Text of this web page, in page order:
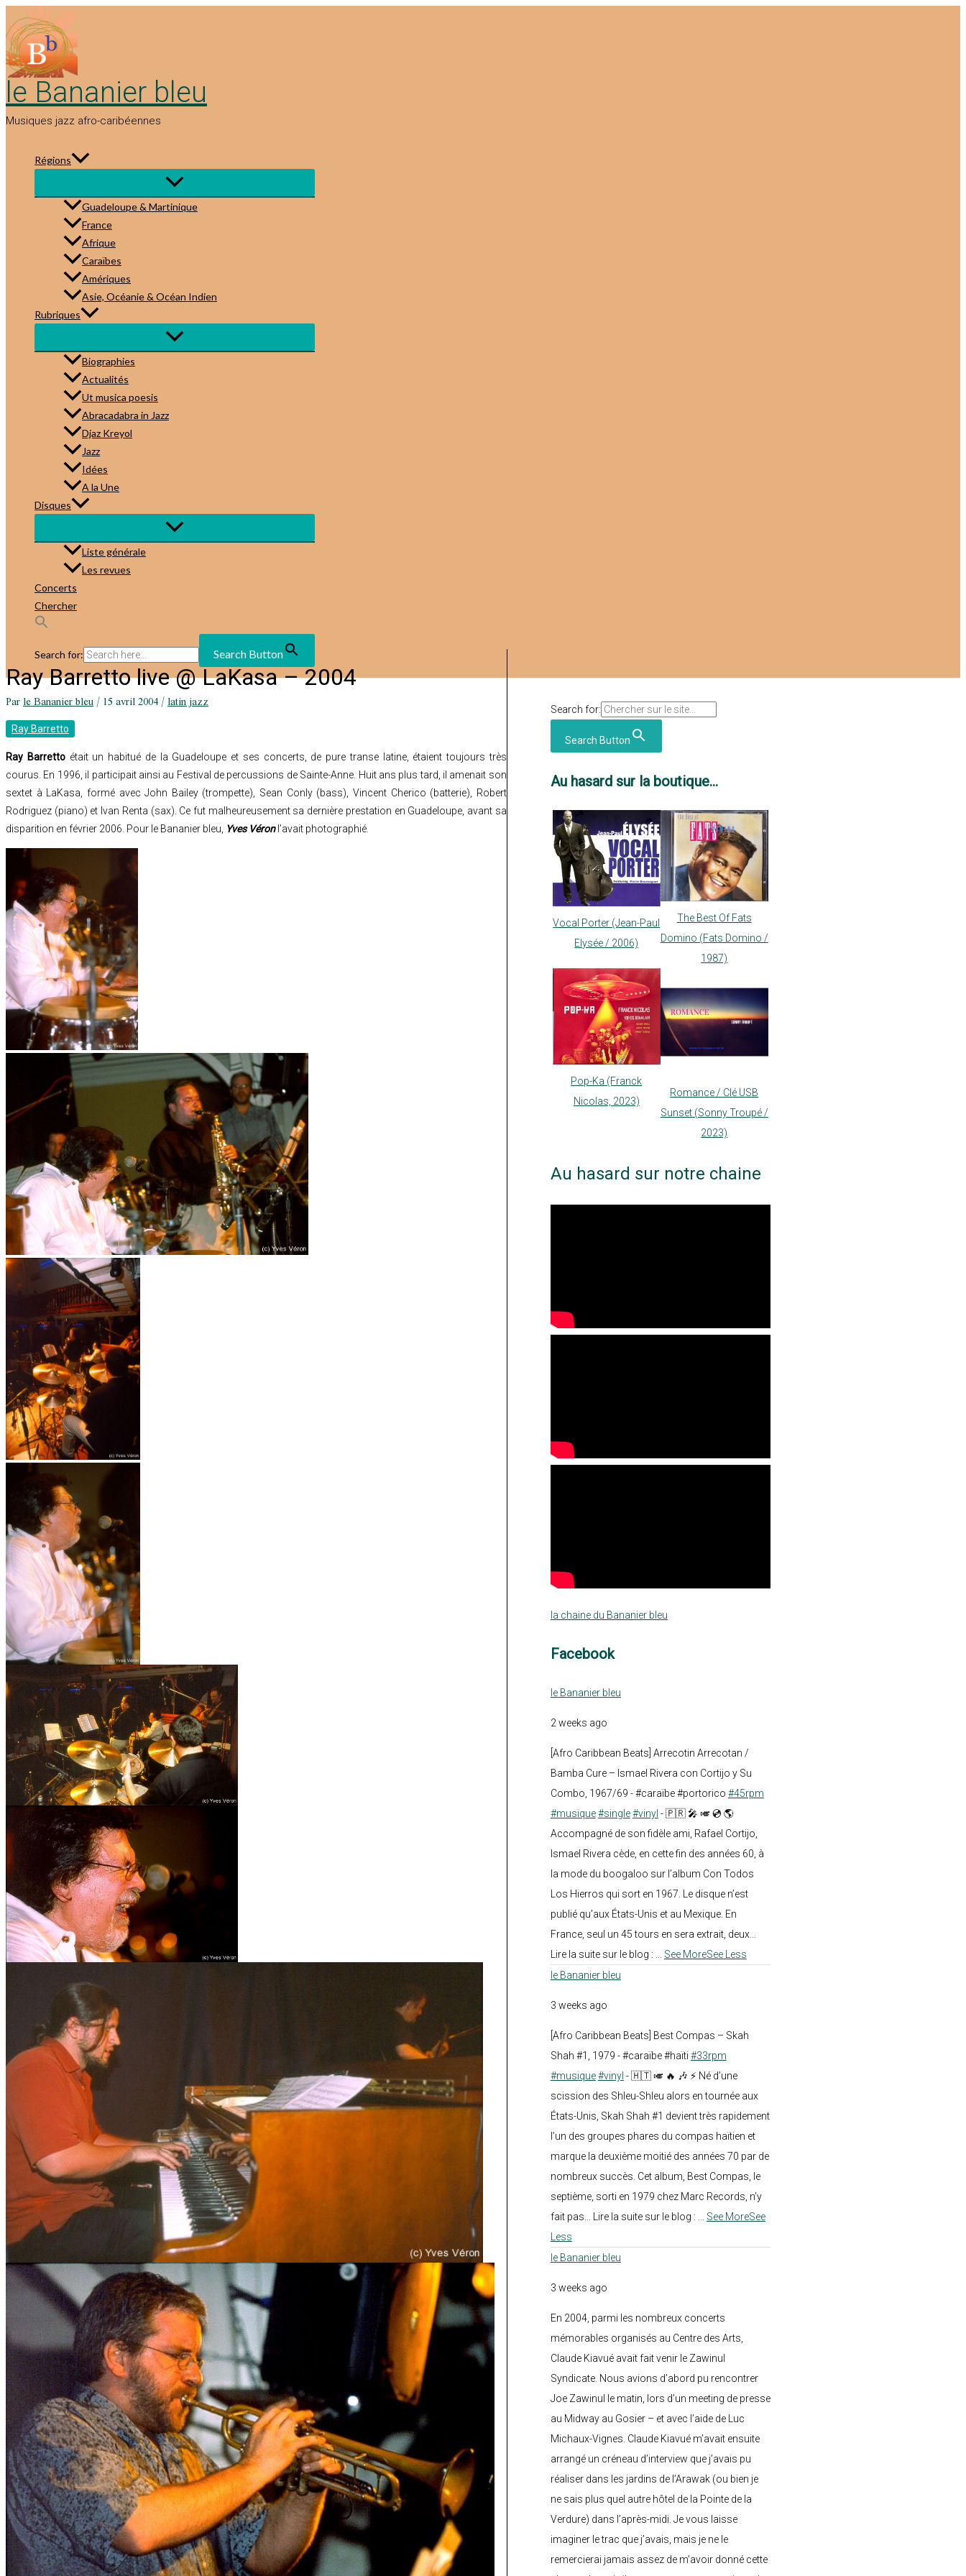
au
contenu
le Bananier bleu
Musiques jazz afro-caribéennes
Régions
Guadeloupe & Martinique
France
Afrique
Caraïbes
Amériques
Asie, Océanie & Océan Indien
Rubriques
Biographies
Actualités
Ut musica poesis
Abracadabra in Jazz
Djaz Kreyol
Jazz
Idées
A la Une
Disques
Liste générale
Les revues
Concerts
Chercher
Search for: Search Button
Ray Barretto live @ LaKasa – 2004
Parle Bananier bleu/15 avril 2004/latin jazz
Ray Barretto
Ray Barrettoétait un habitué de la Guadeloupe et ses concerts, de pure transe latine, étaient toujours très
courus. En 1996, il participait ainsi au Festival de percussions de Sainte-Anne. Huit ans plus tard, il amenait son
sextet à LaKasa, formé avec John Bailey (trompette), Sean Conly (bass), Vincent Cherico (batterie), Robert
Rodriguez (piano) et Ivan Renta (sax). Ce fut malheureusement sa dernière prestation en Guadeloupe, avant sa
disparition en février 2006. Pour le Bananier bleu, Yves Véronl’avait photographié.
Search for:
Search Button
Au hasard sur la boutique...
Vocal Porter (Jean-Paul
Elysée / 2006)
The Best Of Fats
Domino (Fats Domino /
1987)
Pop-Ka (Franck
Nicolas, 2023)
Romance / Clé USB
Sunset (Sonny Troupé /
2023)
Au hasard sur notre chaine
la chaine du Bananier bleu
Facebook
le Bananier bleu
2 weeks ago
[Afro Caribbean Beats] Arrecotin Arrecotan /
Bamba Cure – Ismael Rivera con Cortijo y Su
Combo, 1967/69 - #caraïbe #portorico #45rpm
#musique #single #vinyl - 🇵🇷 🎤 🎺 💿 🌎
Accompagné de son fidèle ami, Rafael Cortijo,
Ismael Rivera cède, en cette fin des années 60, à
la mode du boogaloo sur l’album Con Todos
Los Hierros qui sort en 1967. Le disque n’est
publié qu’aux États-Unis et au Mexique. En
France, seul un 45 tours en sera extrait, deux...
Lire la suite sur le blog : ... See MoreSee Less
le Bananier bleu
3 weeks ago
[Afro Caribbean Beats] Best Compas – Skah
Shah #1, 1979 - #caraïbe #haïti #33rpm
#musique #vinyl - 🇭🇹 🎺 🔥 🎶 ⚡ Né d’une
scission des Shleu-Shleu alors en tournée aux
États-Unis, Skah Shah #1 devient très rapidement
l’un des groupes phares du compas haïtien et
marque la deuxième moitié des années 70 par de
nombreux succès. Cet album, Best Compas, le
septième, sorti en 1979 chez Marc Records, n’y
fait pas... Lire la suite sur le blog : ... See MoreSee
Less
le Bananier bleu
3 weeks ago
En 2004, parmi les nombreux concerts
mémorables organisés au Centre des Arts,
Claude Kiavué avait fait venir le Zawinul
Syndicate. Nous avions d’abord pu rencontrer
Joe Zawinul le matin, lors d’un meeting de presse
au Midway au Gosier – et avec l’aide de Luc
Michaux-Vignes. Claude Kiavué m’avait ensuite
arrangé un créneau d’interview que j’avais pu
réaliser dans les jardins de l’Arawak (ou bien je
ne sais plus quel autre hôtel de la Pointe de la
Verdure) dans l’après-midi. Je vous laisse
imaginer le trac que j’avais, mais je ne le
remercierai jamais assez de m’avoir donné cette